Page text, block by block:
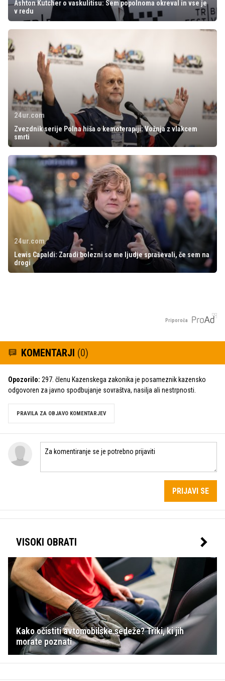
Ashton Kutcher o vaskulitisu: Sem popolnoma okreval in vse je
v redu
24ur.com
Zvezdnik serije Polna hiša o kemoterapiji: Vožnja z vlakcem
smrti
24ur.com
Lewis Capaldi: Zaradi bolezni so me ljudje spraševali, če sem na
drogi
Priporoča
KOMENTARJI (0)
Opozorilo: 297. členu Kazenskega zakonika je posameznik kazensko
odgovoren za javno spodbujanje sovraštva, nasilja ali nestrpnosti.
PRAVILA ZA OBJAVO KOMENTARJEV
PRIJAVI SE
VISOKI OBRATI
Kako očistiti avtomobilske sedeže? Triki, ki jih
morate poznati